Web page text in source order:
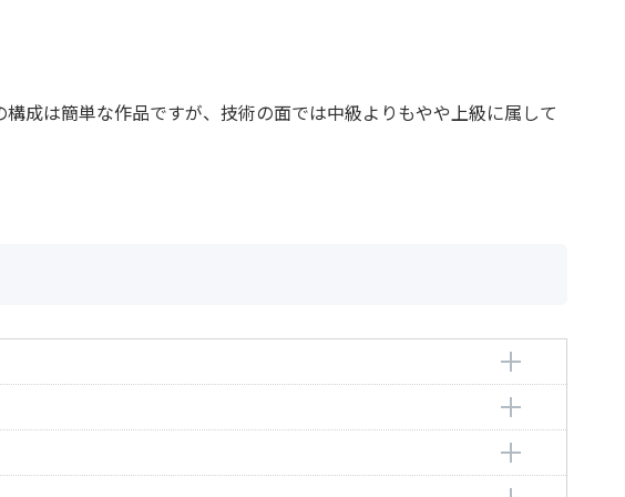
成は簡単な作品ですが、技術の面では中級よりもやや上級に属して